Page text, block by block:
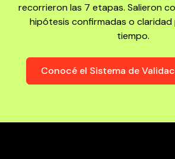
recorrieron las 7 etapas. Salieron
hipótesis confirmadas o
tiempo.
Conocé el Sistema de